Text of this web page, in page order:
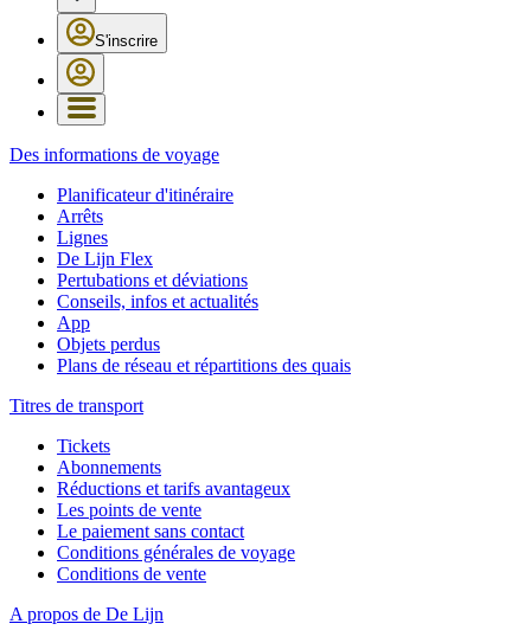
S'inscrire
Des informations de voyage
Planificateur d'itinéraire
Arrêts
Lignes
De Lijn Flex
Pertubations et déviations
Conseils, infos et actualités
App
Objets perdus
Plans de réseau et répartitions des quais
Titres de transport
Tickets
Abonnements
Réductions et tarifs avantageux
Les points de vente
Le paiement sans contact
Conditions générales de voyage
Conditions de vente
A propos de De Lijn